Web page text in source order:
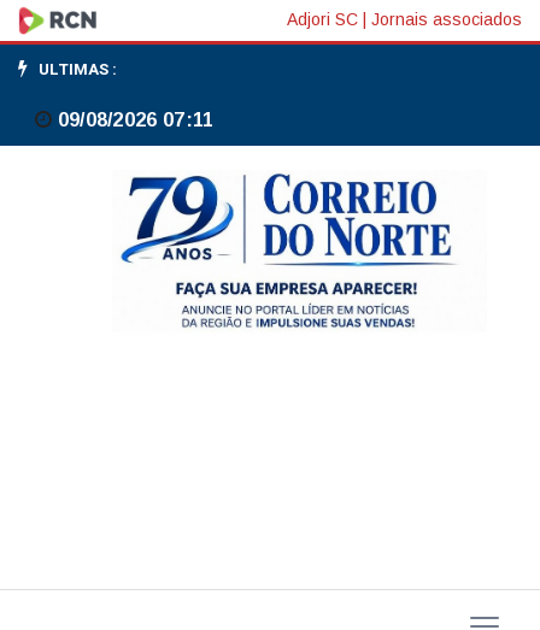
Minirreforma
eleitoral
reduz
controle
gastos
partidários;
Adjori SC Jornais associados
ULTIMAS :
09/08/2026 07:11